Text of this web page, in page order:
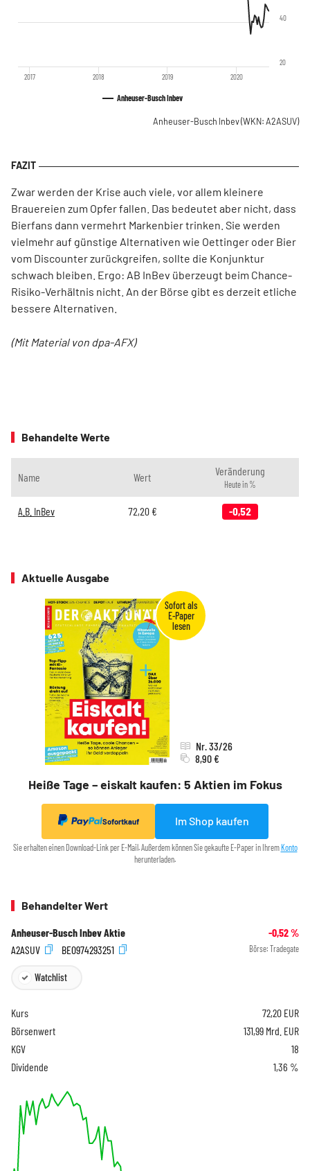
Anheuser-Busch Inbev
2017 2018 2019 2020
20
40
Anheuser-Busch Inbev(WKN: A2ASUV)
Zwar werden der Krise auch viele, vor allem kleinere
Brauereien zum Opfer fallen. Das bedeutet aber nicht, dass
Bierfans dann vermehrt Markenbier trinken. Sie werden
vielmehr auf günstige Alternativen wie Oettinger oder Bier
vom Discounter zurückgreifen, sollte die Konjunktur
schwach bleiben. Ergo: AB InBev überzeugt beim Chance-
Risiko-Verhältnis nicht. An der Börse gibt es derzeit etliche
bessere Alternativen.
(Mit Material von dpa-AFX)
Behandelte Werte
Name Wert Veränderung
Heute in %
A.B. InBev 72,20€ -0,52
Aktuelle Ausgabe
Heiße Tage – eiskalt kaufen: 5 Aktien im Fokus
Nr. 33/26
8,90 €
Sofortkauf Im Shop kaufen
Sie erhalten einen Download-Link per E-Mail. Außerdem können Sie gekaufte E-Paper in IhremKonto
herunterladen.
Behandelter Wert
Anheuser-Busch Inbev Aktie -0,52%
A2ASUV
BE0974293251 Börse: Tradegate
Watchlist
Kurs 72,20 EUR
Börsenwert
131,99 Mrd. EUR
KGV
18
Dividende
1,36 %